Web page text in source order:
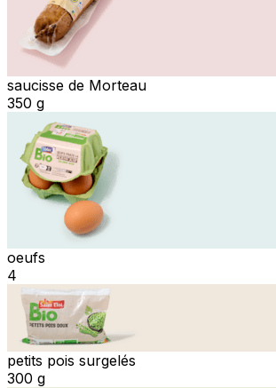
saucisse de Morteau
350 g
oeufs
4
petits pois surgelés
300 g